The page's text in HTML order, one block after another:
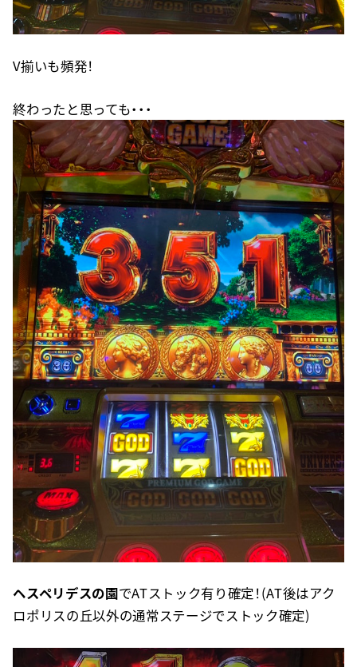
V揃いも頻発！
終わったと思っても・・・
ヘスペリデスの園でATストック有り確定！(AT後はアク
ロポリスの丘以外の通常ステージでストック確定)